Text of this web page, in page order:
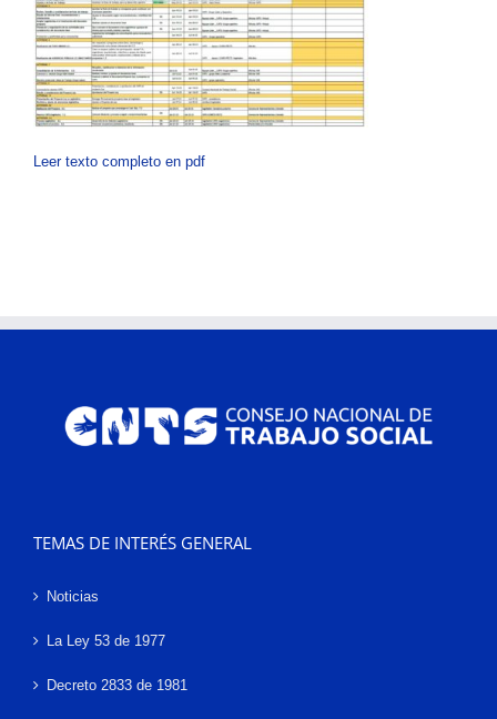
Leer texto completo en pdf
TEMAS DE INTERÉS GENERAL
Noticias
La Ley 53 de 1977
Decreto 2833 de 1981